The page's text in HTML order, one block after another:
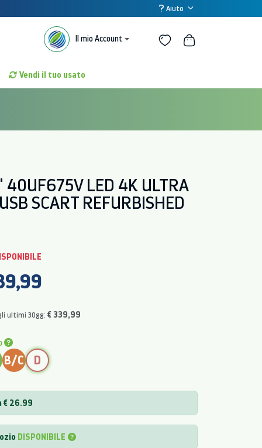
Aiuto
Il mio Account
Vendi il tuo usato
40UF675V LED 4K ULTRA
SCART REFURBISHED
ultimi 30gg: € 339,99
B/C D
€ 26.99
DISPONIBILE